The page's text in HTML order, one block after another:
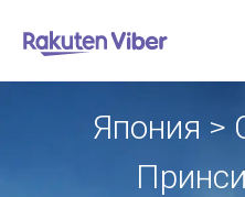
Япония >